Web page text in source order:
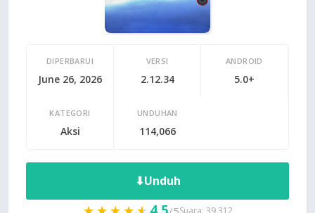
DIPERBARUI
June 26, 2026
VERSI
2.12.34
ANDROID
5.0+
KATEGORI
Aksi
UNDUHAN
114,066
⬇Unduh
Suara: 39,312